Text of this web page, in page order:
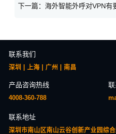
下一篇： 海外智能外呼对VPN有
联系我们
深圳 | 上海 | 广州 | 南昌
产品咨询热线
4008-360-788
联系地址
深圳市南山区南山云谷创新产业园综